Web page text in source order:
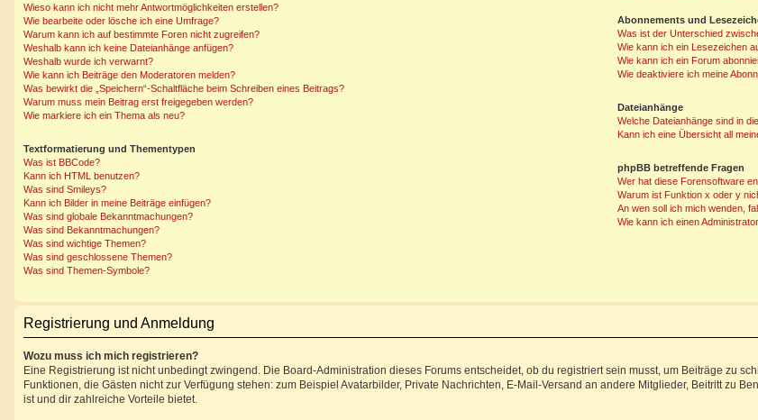
Wieso kann ich nicht mehr Antwortmöglichkeiten erstellen?
Wie bearbeite oder lösche ich eine Umfrage?
Warum kann ich auf bestimmte Foren nicht zugreifen?
Weshalb kann ich keine Dateianhänge anfügen?
Weshalb wurde ich verwarnt?
Wie kann ich Beiträge den Moderatoren melden?
Was bewirkt die „Speichern“-Schaltfläche beim Schreiben eines Beitrags?
Warum muss mein Beitrag erst freigegeben werden?
Wie markiere ich ein Thema als neu?
Textformatierung und Thementypen
Was ist BBCode?
Kann ich HTML benutzen?
Was sind Smileys?
Kann ich Bilder in meine Beiträge einfügen?
Was sind globale Bekanntmachungen?
Was sind Bekanntmachungen?
Was sind wichtige Themen?
Was sind geschlossene Themen?
Was sind Themen-Symbole?
Abonnements und
Was ist der Unterschied
Wie kann ich ein Lesezeichen
Wie kann ich ein Forum
Wie deaktiviere ich meine
Dateianhänge
Welche Dateianhänge sind in
Kann ich eine Übersicht all
phpBB betreffende Fragen
Wer hat diese Forensoftware
Warum ist Funktion x oder y
An wen soll ich mich wenden,
Wie kann ich einen
Registrierung und Anmeldung
Wozu muss ich mich registrieren?
Eine Registrierung ist nicht unbedingt zwingend. Die Board-Administration dieses Forums entscheidet, ob du registriert sein musst, um Beiträge zu
Funktionen, die Gästen nicht zur Verfügung stehen: zum Beispiel Avatarbilder, Private Nachrichten, E-Mail-Versand an andere Mitglieder, Beitritt zu
ist und dir zahlreiche Vorteile bietet.